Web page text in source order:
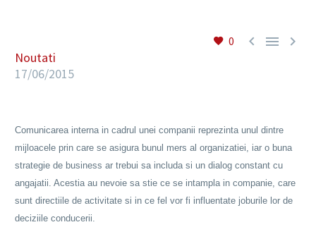
0   
Noutati
17/06/2015
Comunicarea interna in cadrul unei companii reprezinta unul dintre
mijloacele prin care se asigura bunul mers al organizatiei, iar o buna
strategie de business ar trebui sa includa si un dialog constant cu
angajatii. Acestia au nevoie sa stie ce se intampla in companie, care
sunt directiile de activitate si in ce fel vor fi influentate joburile lor de
deciziile conducerii.